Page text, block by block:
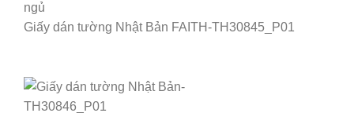
Giấy dán tường Nhật Bản FAITH-TH30845_P01